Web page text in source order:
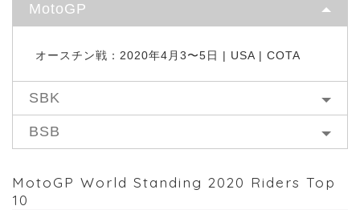
MotoGP
オースチン戦：2020年4月3〜5日 | USA | COTA
SBK
BSB
MotoGP World Standing 2020 Riders Top
10